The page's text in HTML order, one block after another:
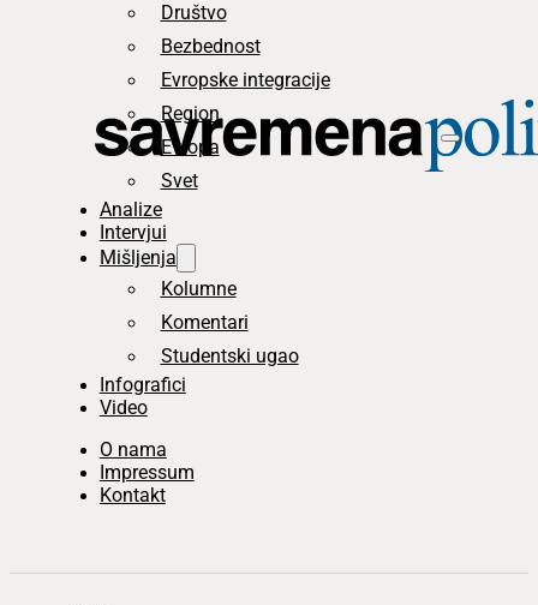
Društvo
Bezbednost
Evropske integracije
Region
Evropa
Svet
Analize
Intervjui
Mišljenja
Kolumne
Komentari
Studentski ugao
Infografici
Video
O nama
Impressum
Kontakt